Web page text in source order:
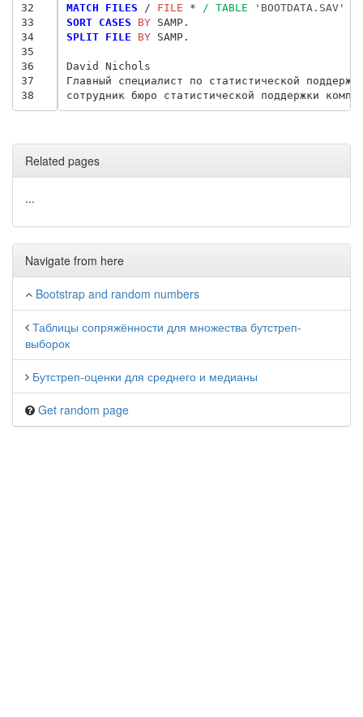
32
33
34
35
36
37
38
MATCH FILES / FILE * / TABLE 'BOOTDATA.SAV'
SORT CASES BY
SPLIT FILE BY SAMP.
David Nichols
Главный специалист по статистической
Related pages
...
Navigate from here
Bootstrap and random numbers
Таблицы сопряжённости для множества бутстреп-
выборок
Бутстреп-оценки для среднего и медианы
Get random page